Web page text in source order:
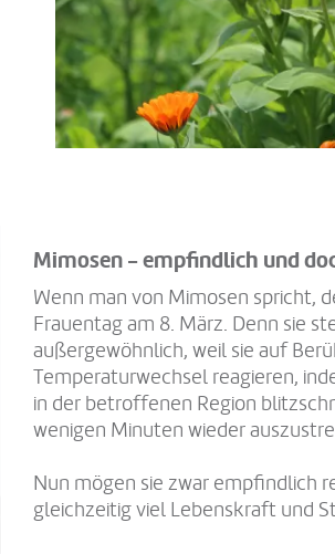
Mimosen - empfindlich und
Wenn man von Mimosen spricht,
Frauentag am 8. März. Denn sie
außergewöhnlich, weil sie auf
Temperaturwechsel reagieren,
in der betroffenen Region
wenigen Minuten wieder
Nun mögen sie zwar empfindlich
gleichzeitig viel Lebenskraft und